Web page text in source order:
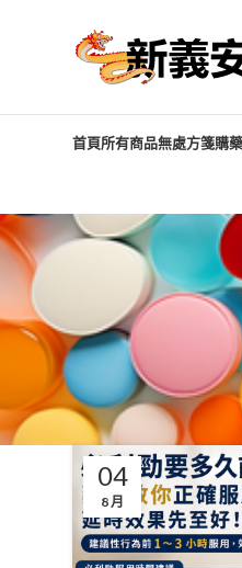
首頁所有商品無處方箋購
04
8 月